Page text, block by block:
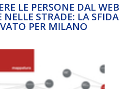
LE PERSONE DAL WEB
NELLE STRADE: LA SFIDA
PER MILANO